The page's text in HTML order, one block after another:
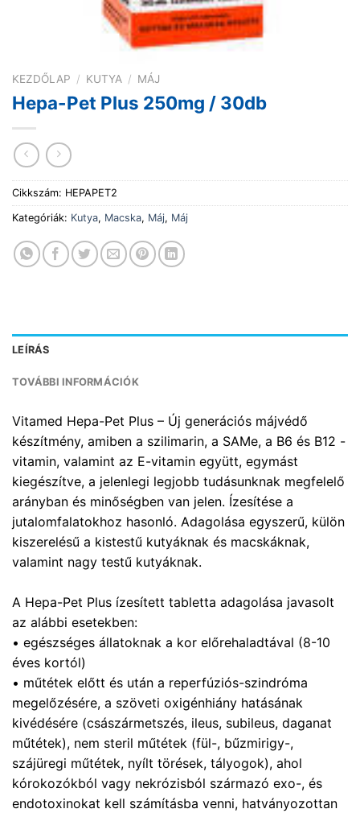
KEZDŐLAP / KUTYA / MÁJ
Hepa-Pet Plus 250mg / 30db
Cikkszám: HEPAPET2
Kategóriák: Kutya, Macska, Máj, Máj
LEÍRÁS
TOVÁBBI INFORMÁCIÓK
Vitamed Hepa-Pet Plus – Új generációs májvédő
készítmény, amiben a szilimarin, a SAMe, a B6 és B12 -
vitamin, valamint az E-vitamin együtt, egymást
kiegészítve, a jelenlegi legjobb tudásunknak megfelelő
arányban és minőségben van jelen. Ízesítése a
jutalomfalatokhoz hasonló. Adagolása egyszerű, külön
kiszerelésű a kistestű kutyáknak és macskáknak,
valamint nagy testű kutyáknak.
A Hepa-Pet Plus ízesített tabletta adagolása javasolt
az alábbi esetekben:
• egészséges állatoknak a kor előrehaladtával (8-10
éves kortól)
• műtétek előtt és után a reperfúziós-szindróma
megelőzésére, a szöveti oxigénhiány hatásának
kivédésére (császármetszés, ileus, subileus, daganat
műtétek), nem steril műtétek (fül-, bűzmirigy-,
szájüregi műtétek, nyílt törések, tályogok), ahol
kórokozókból vagy nekrózisból származó exo-, és
endotoxinokat kell számításba venni, hatványozottan